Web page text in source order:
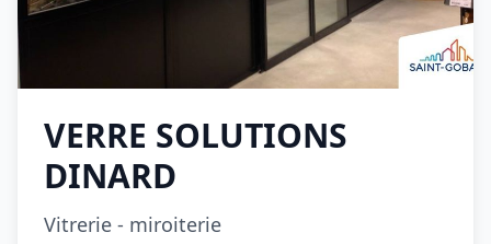
VERRE SOLUTIONS
DINARD
Vitrerie - miroiterie